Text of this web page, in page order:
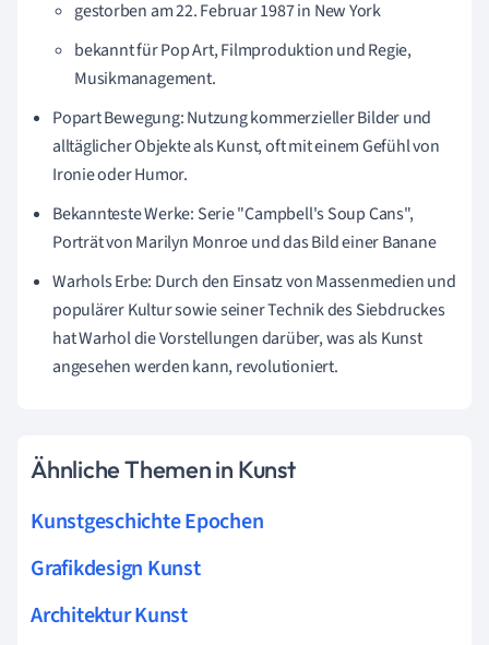
gestorben am 22. Februar 1987 in New York
bekannt für Pop Art, Filmproduktion und Regie,
Musikmanagement.
Popart Bewegung: Nutzung kommerzieller Bilder und
alltäglicher Objekte als Kunst, oft mit einem Gefühl von
Ironie oder Humor.
Bekannteste Werke: Serie "Campbell's Soup Cans",
Porträt von Marilyn Monroe und das Bild einer Banane
Warhols Erbe: Durch den Einsatz von Massenmedien und
populärer Kultur sowie seiner Technik des Siebdruckes
hat Warhol die Vorstellungen darüber, was als Kunst
angesehen werden kann, revolutioniert.
Ähnliche Themen in Kunst
Kunstgeschichte Epochen
Grafikdesign Kunst
Architektur Kunst